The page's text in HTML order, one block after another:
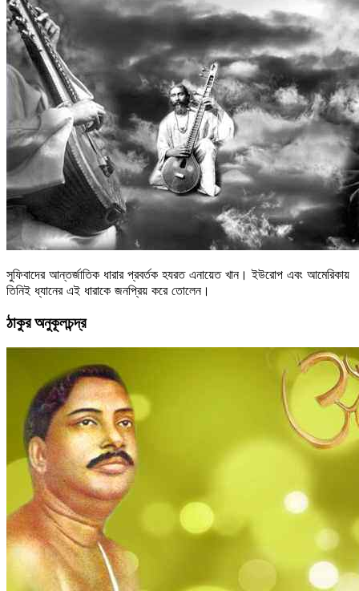
সুফিবাদের আন্তর্জাতিক ধারার প্রবর্তক হযরত এনায়েত খান। ইউরোপ এবং আমেরিকায়
তিনিই ধ্যানের এই ধারাকে জনপ্রিয় করে তোলেন।
ঠাকুর অনুকূলচন্দ্র